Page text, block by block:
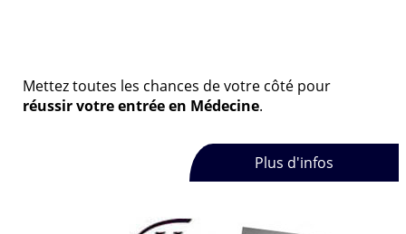
Mettez toutes les chances de votre côté pour
réussir votre entrée en Médecine.
Plus d'infos